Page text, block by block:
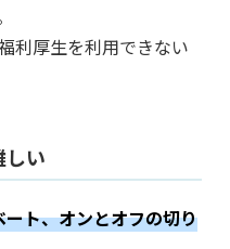
利厚生を利用できない
しい
ト、オンとオフの切り